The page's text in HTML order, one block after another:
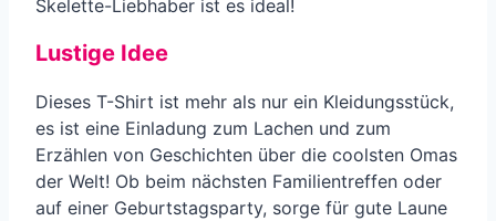
Skelette-Liebhaber ist es ideal!
Lustige Idee
Dieses T-Shirt ist mehr als nur ein Kleidungsstück,
es ist eine Einladung zum Lachen und zum
Erzählen von Geschichten über die coolsten Omas
der Welt! Ob beim nächsten Familientreffen oder
auf einer Geburtstagsparty, sorge für gute Laune